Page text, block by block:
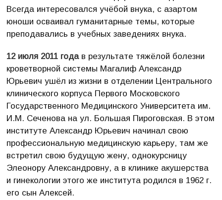
Всегда интересовался учёбой внука, с азартом
юноши осваивал гуманитарные темы, которые
преподавались в учебных заведениях внука.
12 июля 2011 годав результате тяжёлой болезни
кроветворной системы Магалиф Александр
Юрьевич ушёл из жизни в отделении Центрального
клинического корпуса Первого Московского
Государственного Медицинского Университета им.
И.М. Сеченова на ул. Большая Пироговская. В этом
институте Александр Юрьевич начинал свою
профессиональную медицинскую карьеру, там же
встретил свою будущую жену, однокурсницу
Элеонору Александровну, а в клинике акушерства
и гинекологии этого же института родился в 1962 г.
его сын Алексей.